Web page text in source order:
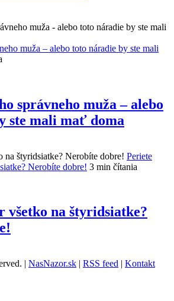
muža – alebo toto náradie by ste mali
správneho muža – alebo
ste mali mať doma
Periete
Nerobíte dobre! 3 min čítania
všetko na štyridsiatke?
| NasNazor.sk | RSS feed | Kontakt